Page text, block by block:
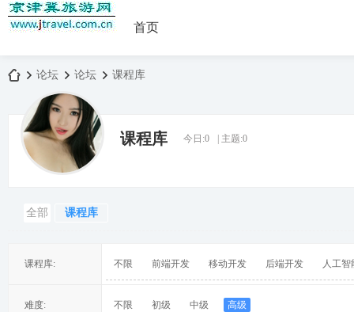
首页
»
论坛
›
论坛 课程库
课程库 今日:0 主题:0
全部 课程库
课程库: 不限 前端开发 移动开发 后端开发 人工智
难度: 不限 初级 中级 高级